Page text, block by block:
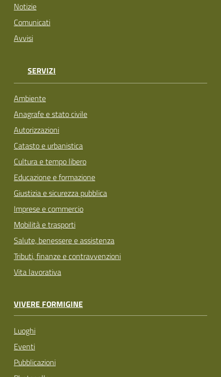
Notizie
Comunicati
Avvisi
SERVIZI
Ambiente
Anagrafe e stato civile
Autorizzazioni
Catasto e urbanistica
Cultura e tempo libero
Educazione e formazione
Giustizia e sicurezza pubblica
Imprese e commercio
Mobilità e trasporti
Salute, benessere e assistenza
Tributi, finanze e contravvenzioni
Vita lavorativa
VIVERE FORMIGINE
Luoghi
Eventi
Pubblicazioni